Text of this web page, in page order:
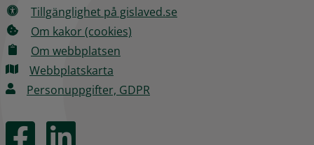
Tillgänglighet på gislaved.se
Om kakor (cookies)
Om webbplatsen
Webbplatskarta
Personuppgifter, GDPR